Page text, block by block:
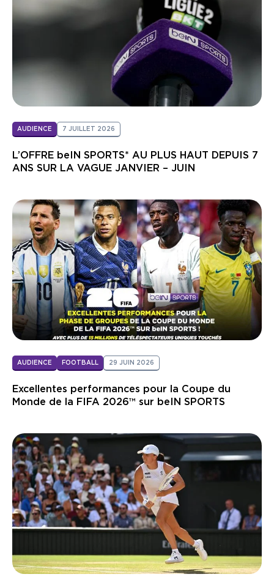
AUDIENCE 7 JUILLET 2026
L’OFFRE beIN SPORTS* AU PLUS HAUT DEPUIS 7
ANS SUR LA VAGUE JANVIER – JUIN
AUDIENCE FOOTBALL 29 JUIN 2026
Excellentes performances pour la Coupe du
Monde de la FIFA 2026™ sur beIN SPORTS